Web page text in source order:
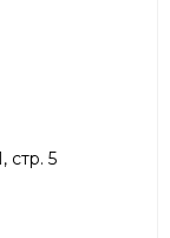
стр. 5